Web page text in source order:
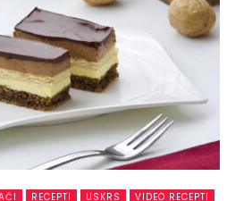
RECEPTI USKRS VIDEO RECEPTI